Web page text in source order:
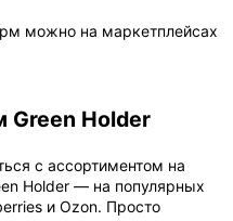
можно на маркетплейсах
Green Holder
с ассортиментом на
Holder — на популярных
и Ozon. Просто